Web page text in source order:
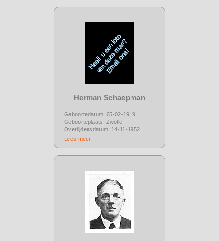
Herman Schaepman
Geboortedatum: 05-02-1919
Geboorteplaats: Zwolle
Overlijdensdatum: 14-11-1952
Lees meer